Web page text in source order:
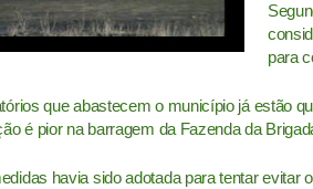
para
que abastecem o município já estão
é pior na barragem da Fazenda da
havia sido adotada para tentar